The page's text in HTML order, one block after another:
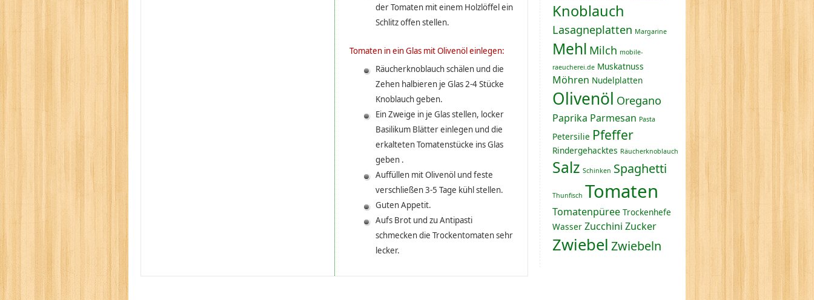
der Tomaten mit einem Holzlöffel ein
Schlitz offen stellen.
Tomaten in ein Glas mit Olivenöl einlegen:
Räucherknoblauch schälen und die
Zehen halbieren je Glas 2-4 Stücke
Knoblauch geben.
Ein Zweige in je Glas stellen, locker
Basilikum Blätter einlegen und die
erkalteten Tomatenstücke ins Glas
geben .
Auffüllen mit Olivenöl und feste
verschließen 3-5 Tage kühl stellen.
Guten Appetit.
Aufs Brot und zu Antipasti
schmecken die Trockentomaten sehr
lecker.
Knoblauch
Lasagneplatten Margarine
Mehl Milch mobile-
raeucherei.de Muskatnuss
Möhren Nudelplatten
Olivenöl Oregano
Paprika Parmesan Pasta
Petersilie Pfeffer
Rindergehacktes Räucherknoblauch
Salz Schinken Spaghetti
Thunfisch Tomaten
Tomatenpüree Trockenhefe
Wasser Zucchini Zucker
Zwiebel Zwiebeln